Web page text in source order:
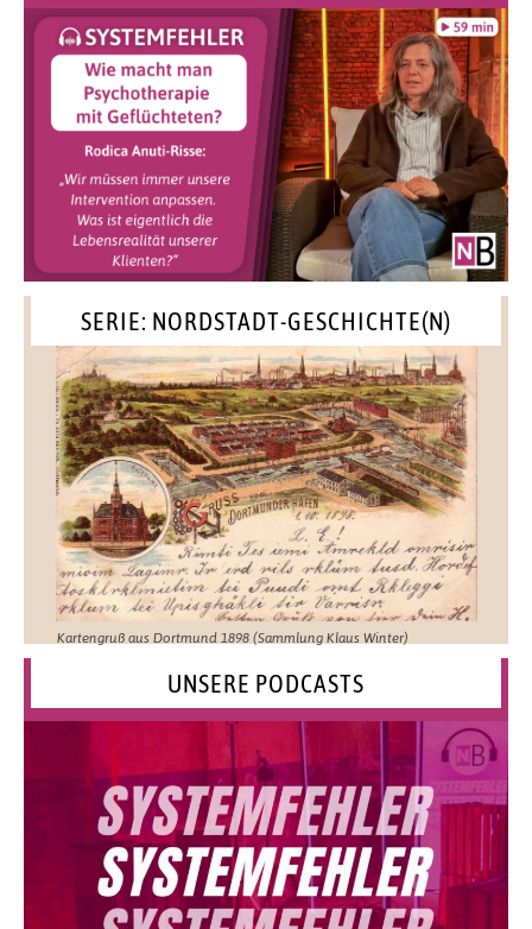
SERIE: NORDSTADT-GESCHICHTE(N)
Kartengruß aus Dortmund 1898 (Sammlung Klaus Winter)
UNSERE PODCASTS